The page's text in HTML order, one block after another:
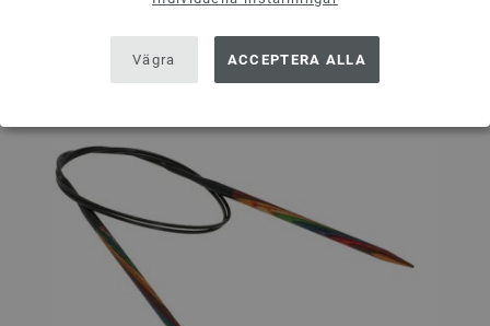
Vägra ACCEPTERA ALLA